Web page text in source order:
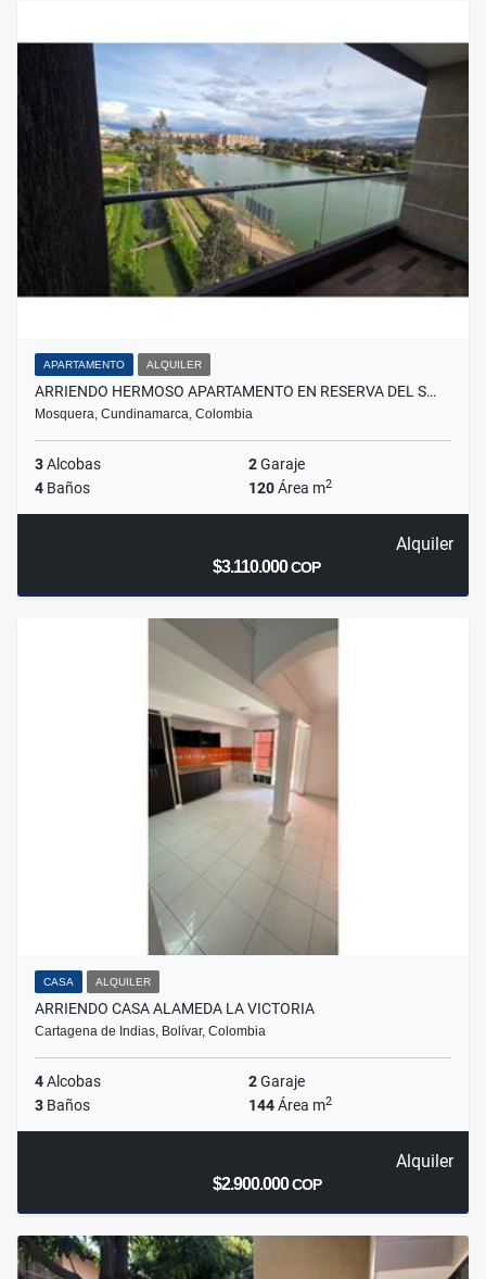
APARTAMENTO ALQUILER
ARRIENDO HERMOSO APARTAMENTO EN RESERVA DEL S…
Mosquera, Cundinamarca, Colombia
3Alcobas 2Garaje
4 Baños 120Área m2
Alquiler
$3.110.000COP
CASA ALQUILER
ARRIENDO CASA ALAMEDA LA VICTORIA
Cartagena de Indias, Bolívar, Colombia
4Alcobas 2Garaje
3 Baños 144Área m2
Alquiler
$2.900.000COP